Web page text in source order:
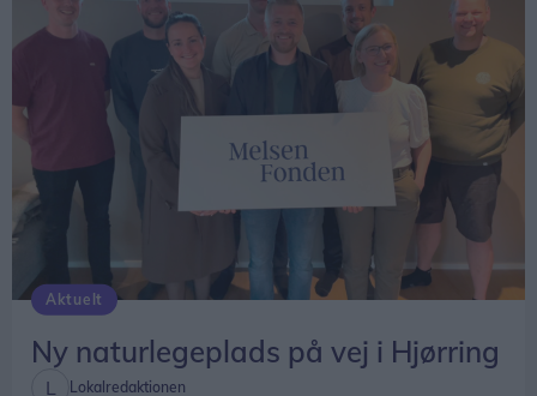
Aktuelt
Ny naturlegeplads på vej i Hjørring
Lokalredaktionen